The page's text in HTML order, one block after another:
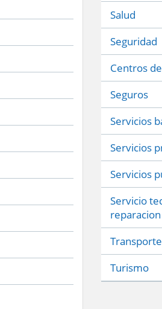
Salud
Seguridad
Centros
Seguros
Servicios
Servicios
Servicios
Servicio
reparacion
Transporte
Turismo